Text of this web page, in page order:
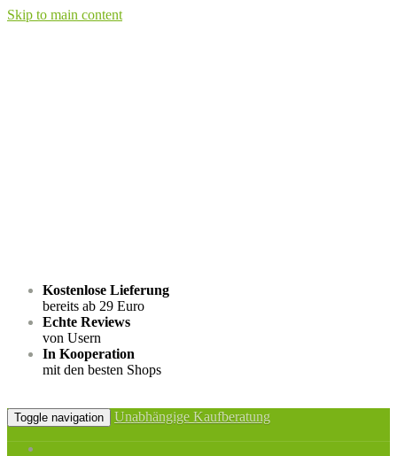
Skip to main content
Kostenlose Lieferung
bereits ab 29 Euro
Echte Reviews
von Usern
In Kooperation
mit den besten Shops
Toggle navigation Unabhängige Kaufberatung